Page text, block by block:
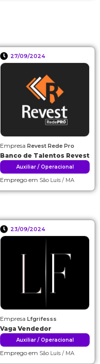
27/09/2024
Empresa Revest Rede Pro
Banco de Talentos Revest
Auxiliar / Operacional
Emprego em São Luís / MA
23/09/2024
Empresa Lfgrifesss
Vaga Vendedor
Auxiliar / Operacional
Emprego em São Luís / MA